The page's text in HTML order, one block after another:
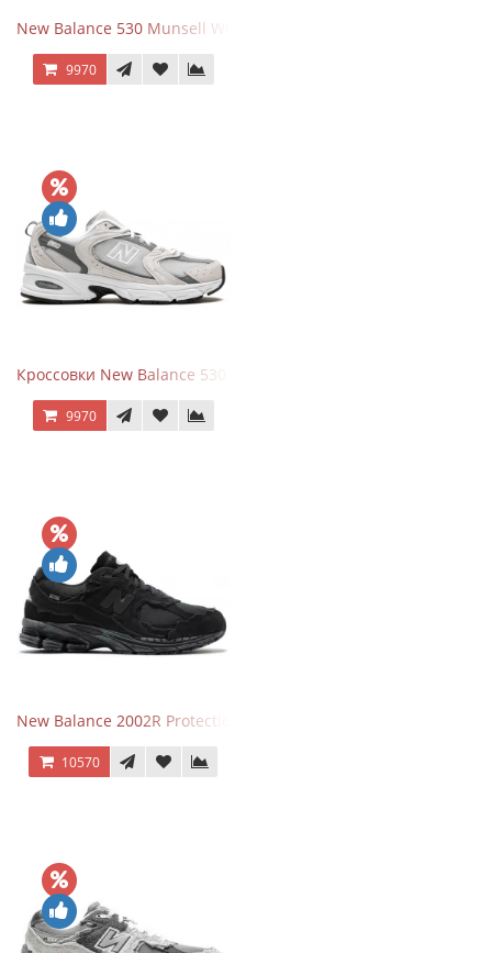
New Balance 530 Munsell White Silver
9970
Кроссовки New Balance 530 Grey Matter Harbor Grey
9970
New Balance 2002R Protection Phantom Black
10570